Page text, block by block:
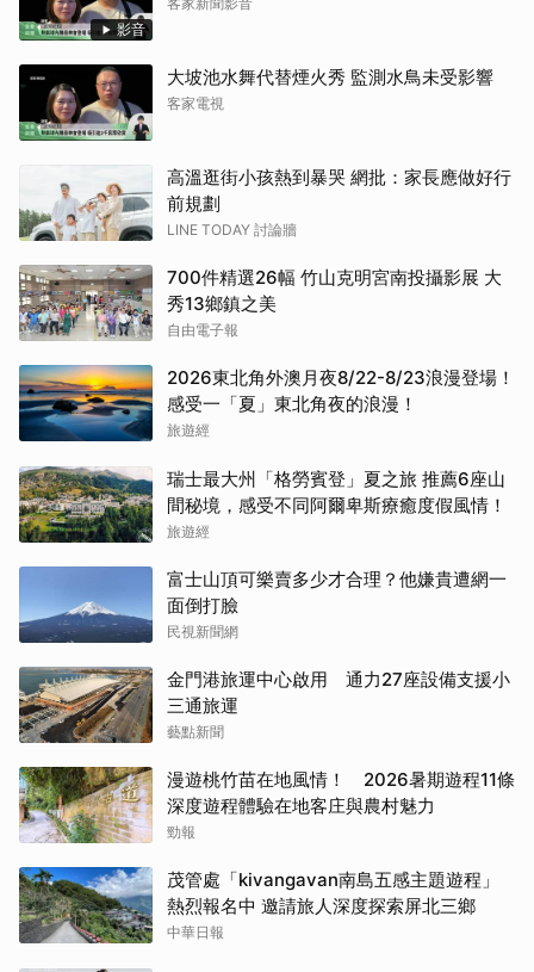
影音
大坡池水舞代替煙火秀 監測水鳥未受影響
客家電視
高溫逛街小孩熱到暴哭 網批：家長應做好行
前規劃
LINE TODAY 討論牆
700件精選26幅 竹山克明宮南投攝影展 大
秀13鄉鎮之美
自由電子報
2026東北角外澳月夜8/22-8/23浪漫登場！
感受一「夏」東北角夜的浪漫！
旅遊經
瑞士最大州「格勞賓登」夏之旅 推薦6座山
間秘境，感受不同阿爾卑斯療癒度假風情！
旅遊經
富士山頂可樂賣多少才合理？他嫌貴遭網一
面倒打臉
民視新聞網
金門港旅運中心啟用 通力27座設備支援小
三通旅運
藝點新聞
漫遊桃竹苗在地風情！ 2026暑期遊程11條
深度遊程體驗在地客庄與農村魅力
勁報
茂管處「kivangavan南島五感主題遊程」
熱烈報名中 邀請旅人深度探索屏北三鄉
中華日報